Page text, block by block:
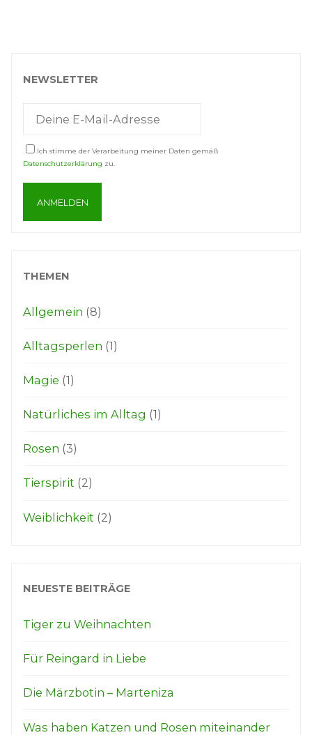
NEWSLETTER
Ich stimme der Verarbeitung meiner Daten gemäß
Datenschutzerklärung zu.
THEMEN
Allgemein (8)
Alltagsperlen (1)
Magie (1)
Natürliches im Alltag (1)
Rosen (3)
Tierspirit (2)
Weiblichkeit (2)
NEUESTE BEITRÄGE
Tiger zu Weihnachten
Für Reingard in Liebe
Die Märzbotin – Marteniza
Was haben Katzen und Rosen miteinander